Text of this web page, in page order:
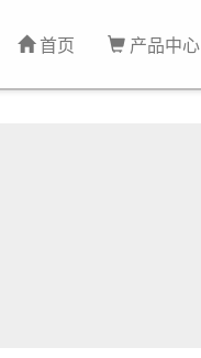
首页 产品中心